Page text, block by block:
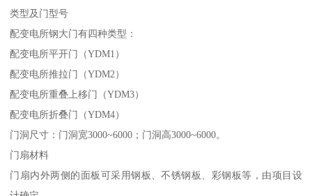
类型及门型号
配变电所钢大门有四种类型：
配变电所平开门（YDM1）
配变电所推拉门（YDM2）
配变电所重叠上移门（YDM3）
配变电所折叠门（YDM4）
门洞尺寸：门洞宽3000~6000；门洞高3000~6000。
门扇材料
门扇内外两侧的面板可采用钢板、不锈钢板、彩钢板等，由项目设